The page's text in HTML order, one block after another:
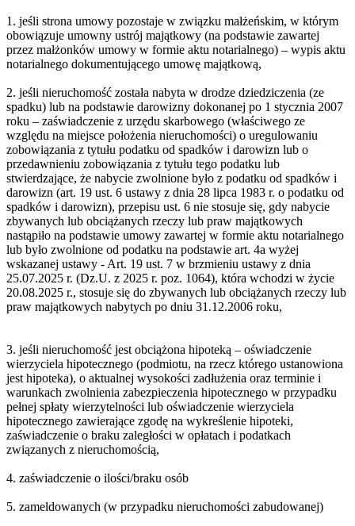
1. jeśli strona umowy pozostaje w związku małżeńskim, w którym
obowiązuje umowny ustrój majątkowy (na podstawie zawartej
przez małżonków umowy w formie aktu notarialnego) – wypis aktu
notarialnego dokumentującego umowę majątkową,
2. jeśli nieruchomość została nabyta w drodze dziedziczenia (ze
spadku) lub na podstawie darowizny dokonanej po 1 stycznia 2007
roku – zaświadczenie z urzędu skarbowego (właściwego ze
względu na miejsce położenia nieruchomości) o uregulowaniu
zobowiązania z tytułu podatku od spadków i darowizn lub o
przedawnieniu zobowiązania z tytułu tego podatku lub
stwierdzające, że nabycie zwolnione było z podatku od spadków i
darowizn (art. 19 ust. 6 ustawy z dnia 28 lipca 1983 r. o podatku od
spadków i darowizn), przepisu ust. 6 nie stosuje się, gdy nabycie
zbywanych lub obciążanych rzeczy lub praw majątkowych
nastąpiło na podstawie umowy zawartej w formie aktu notarialnego
lub było zwolnione od podatku na podstawie art. 4a wyżej
wskazanej ustawy - Art. 19 ust. 7 w brzmieniu ustawy z dnia
25.07.2025 r. (Dz.U. z 2025 r. poz. 1064), która wchodzi w życie
20.08.2025 r., stosuje się do zbywanych lub obciążanych rzeczy lub
praw majątkowych nabytych po dniu 31.12.2006 roku,
3. jeśli nieruchomość jest obciążona hipoteką – oświadczenie
wierzyciela hipotecznego (podmiotu, na rzecz którego ustanowiona
jest hipoteka), o aktualnej wysokości zadłużenia oraz terminie i
warunkach zwolnienia zabezpieczenia hipotecznego w przypadku
pełnej spłaty wierzytelności lub oświadczenie wierzyciela
hipotecznego zawierające zgodę na wykreślenie hipoteki,
zaświadczenie o braku zaległości w opłatach i podatkach
związanych z nieruchomością,
4. zaświadczenie o ilości/braku osób
5. zameldowanych (w przypadku nieruchomości zabudowanej)